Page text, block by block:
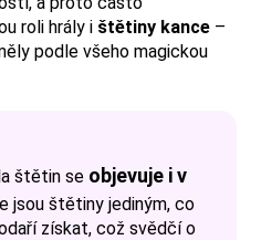
roli hrály i štětiny kance –
podle všeho magickou
štětin se objevuje i v
jsou štětiny jediným, co
získat, což svědčí o